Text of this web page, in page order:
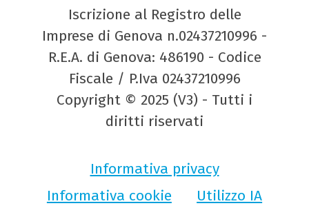
Iscrizione al Registro delle
Imprese di Genova n.02437210996 -
R.E.A. di Genova: 486190 - Codice
Fiscale / P.Iva 02437210996
Copyright © 2025 (V3) - Tutti i
diritti riservati
Informativa privacy
Informativa cookie
Utilizzo IA